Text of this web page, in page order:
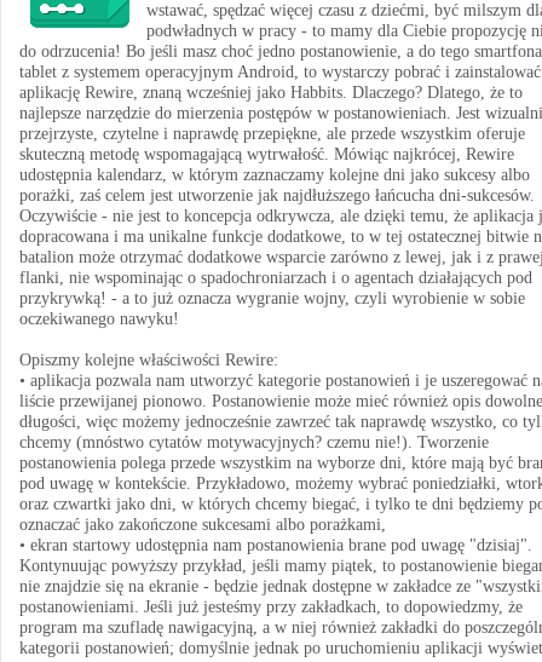
wstawać, spędzać więcej czasu z dziećmi, być milszym
podwładnych w pracy - to mamy dla Ciebie propozycję
do odrzucenia! Bo jeśli masz choć jedno postanowienie, a do tego
tablet z systemem operacyjnym Android, to wystarczy pobrać i zainstalować
aplikację Rewire, znaną wcześniej jako Habbits. Dlaczego? Dlatego, że to
najlepsze narzędzie do mierzenia postępów w postanowieniach. Jest
przejrzyste, czytelne i naprawdę przepiękne, ale przede wszystkim oferuje
skuteczną metodę wspomagającą wytrwałość. Mówiąc najkrócej, Rewire
udostępnia kalendarz, w którym zaznaczamy kolejne dni jako sukcesy albo
porażki, zaś celem jest utworzenie jak najdłuższego łańcucha dni-sukcesów.
Oczywiście - nie jest to koncepcja odkrywcza, ale dzięki temu, że aplikacja
dopracowana i ma unikalne funkcje dodatkowe, to w tej ostatecznej bitwie
batalion może otrzymać dodatkowe wsparcie zarówno z lewej, jak i z
flanki, nie wspominając o spadochroniarzach i o agentach działających pod
przykrywką! - a to już oznacza wygranie wojny, czyli wyrobienie w sobie
oczekiwanego nawyku!
Opiszmy kolejne właściwości Rewire:
• aplikacja pozwala nam utworzyć kategorie postanowień i je uszeregować
liście przewijanej pionowo. Postanowienie może mieć również opis
długości, więc możemy jednocześnie zawrzeć tak naprawdę wszystko, co
chcemy (mnóstwo cytatów motywacyjnych? czemu nie!). Tworzenie
postanowienia polega przede wszystkim na wyborze dni, które mają być
pod uwagę w kontekście. Przykładowo, możemy wybrać poniedziałki,
oraz czwartki jako dni, w których chcemy biegać, i tylko te dni będziemy
oznaczać jako zakończone sukcesami albo porażkami,
• ekran startowy udostępnia nam postanowienia brane pod uwagę "dzisiaj".
Kontynuując powyższy przykład, jeśli mamy piątek, to postanowienie
nie znajdzie się na ekranie - będzie jednak dostępne w zakładce ze
postanowieniami. Jeśli już jesteśmy przy zakładkach, to dopowiedzmy, że
program ma szufladę nawigacyjną, a w niej również zakładki do
kategorii postanowień; domyślnie jednak po uruchomieniu aplikacji